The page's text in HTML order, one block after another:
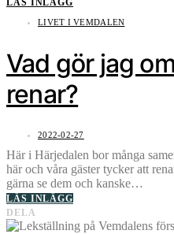
LÄS INLÄGG
LIVET I VEMDALEN
Vad gör jag
renar?
2022-02-27
Här i Härjedalen bor många
här och våra gäster tycker att
gärna se dem och kanske…
LÄS INLÄGG
DELA